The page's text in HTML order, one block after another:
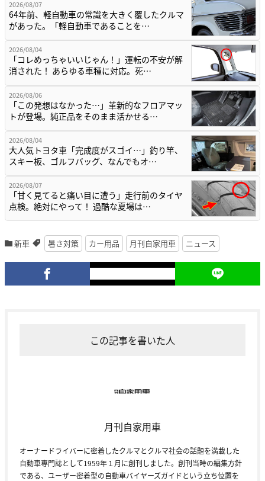
2026/08/07
64年前、軽自動車の常識を大きく覆したクルマ
があった。「軽自動車であることを…
2026/08/04
「コレめっちゃいいじゃん！」運転の不安が解
消された！ あらゆる車種に対応。死…
2026/08/06
「この発想はなかった…」革新的なフロアマッ
トが登場。純正品をそのまま活かせる…
2026/08/04
大人気トヨタ車「完成度がスゴイ…」釣り竿、
スキー板、ゴルフバッグ、なんでもオ…
2026/08/07
「甘く見てると痛い目に遭う」走行前のタイヤ
点検。絶対にやって！ 過酷な夏場は…
新車 暑さ対策 カー用品 月刊自家用車 ニュース
この記事を書いた人
月刊自家用車
オーナードライバーに密着したクルマとクルマ社会の話題を満載した
自動車専門誌として1959年１月に創刊しました。創刊当時の編集方針
である、ユーザー密着型の自動車バイヤーズガイドという立ち位置を